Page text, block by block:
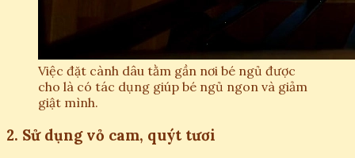
Việc đặt cành dâu tằm gần nơi bé ngủ được
cho là có tác dụng giúp bé ngủ ngon và giảm
giật mình.
2. Sử dụng vỏ cam, quýt tươi